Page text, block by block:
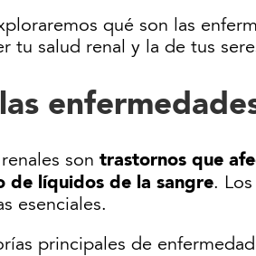
qué son las
tu salud renal y la de tus
son trastornos que
de líquidos de la sangre.
esenciales.
principales de